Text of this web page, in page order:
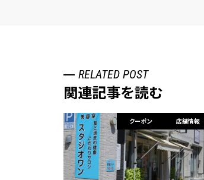
RELATED POST
関連記事を読む
クーポン 店舗情報